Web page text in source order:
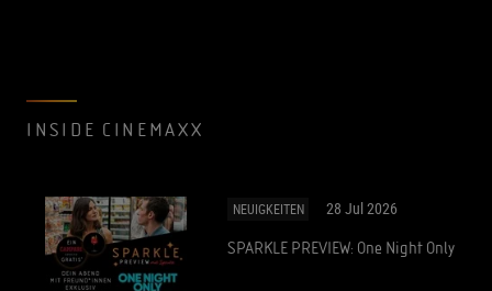
INSIDE CINEMAXX
NEUIGKEITEN 28 Jul 2026
SPARKLE PREVIEW: One Night Only